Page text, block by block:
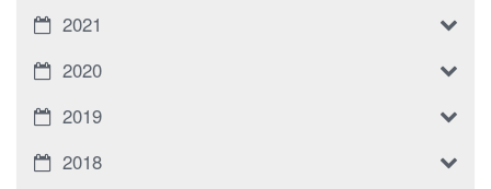
2021
2020
2019
2018